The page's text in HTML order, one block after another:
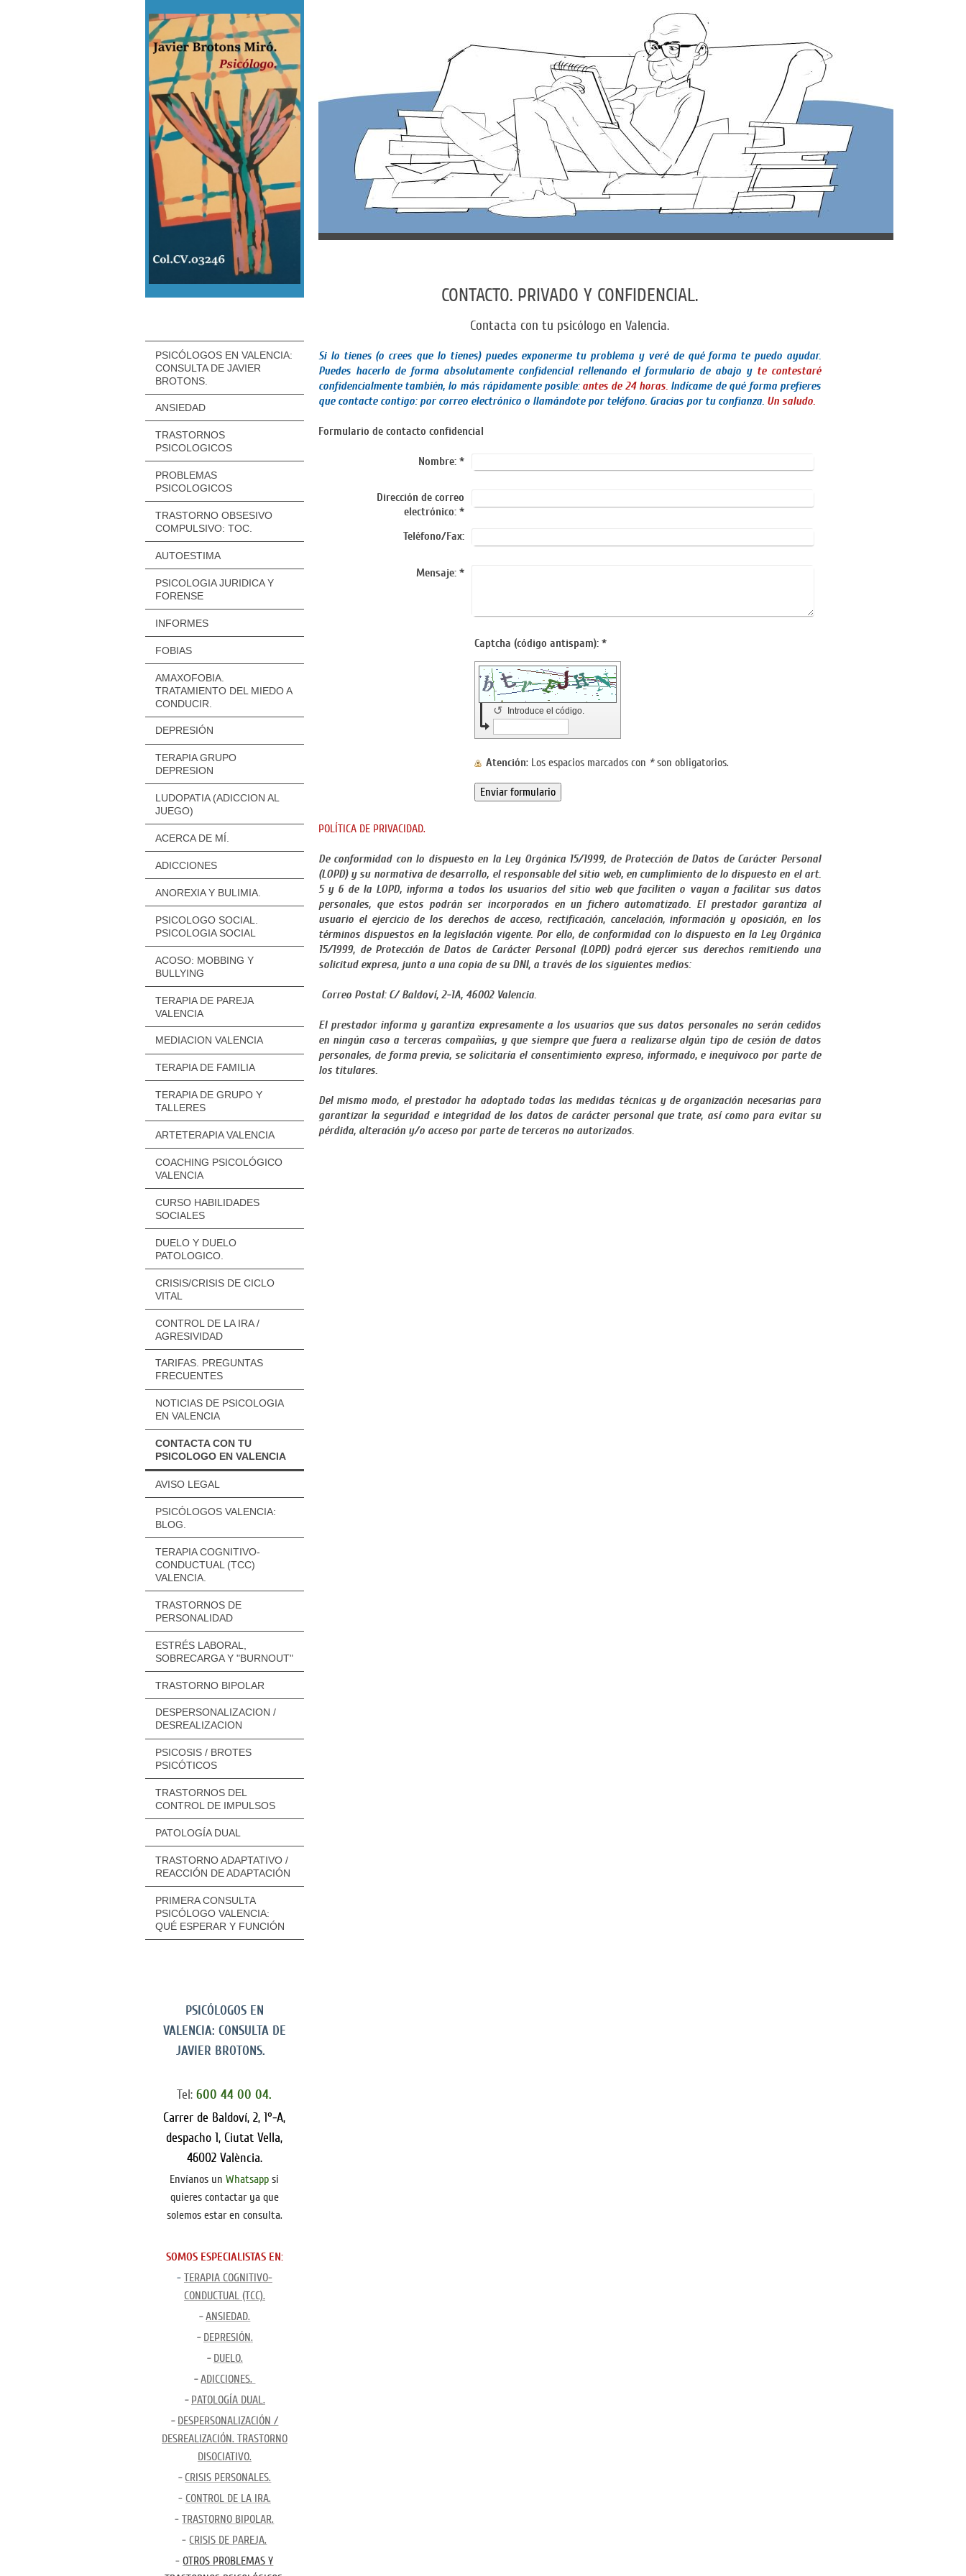
PSICÓLOGOS EN VALENCIA:
CONSULTA DE JAVIER
BROTONS.
ANSIEDAD
TRASTORNOS
PSICOLOGICOS
PROBLEMAS
PSICOLOGICOS
TRASTORNO OBSESIVO
COMPULSIVO: TOC.
AUTOESTIMA
PSICOLOGIA JURIDICA Y
FORENSE
INFORMES
FOBIAS
AMAXOFOBIA.
TRATAMIENTO DEL MIEDO A
CONDUCIR.
DEPRESIÓN
TERAPIA GRUPO
DEPRESION
LUDOPATIA (ADICCION AL
JUEGO)
ACERCA DE MÍ.
ADICCIONES
ANOREXIA Y BULIMIA.
PSICOLOGO SOCIAL.
PSICOLOGIA SOCIAL
ACOSO: MOBBING Y
BULLYING
TERAPIA DE PAREJA
VALENCIA
MEDIACION VALENCIA
TERAPIA DE FAMILIA
TERAPIA DE GRUPO Y
TALLERES
ARTETERAPIA VALENCIA
COACHING PSICOLÓGICO
VALENCIA
CURSO HABILIDADES
SOCIALES
DUELO Y DUELO
PATOLOGICO.
CRISIS/CRISIS DE CICLO
VITAL
CONTROL DE LA IRA /
AGRESIVIDAD
TARIFAS. PREGUNTAS
FRECUENTES
NOTICIAS DE PSICOLOGIA
EN VALENCIA
CONTACTA CON TU
PSICOLOGO EN VALENCIA
AVISO LEGAL
PSICÓLOGOS VALENCIA:
BLOG.
TERAPIA COGNITIVO-
CONDUCTUAL (TCC)
VALENCIA.
TRASTORNOS DE
PERSONALIDAD
ESTRÉS LABORAL,
SOBRECARGA Y "BURNOUT"
TRASTORNO BIPOLAR
DESPERSONALIZACION /
DESREALIZACION
PSICOSIS / BROTES
PSICÓTICOS
TRASTORNOS DEL
CONTROL DE IMPULSOS
PATOLOGÍA DUAL
TRASTORNO ADAPTATIVO /
REACCIÓN DE ADAPTACIÓN
PRIMERA CONSULTA
PSICÓLOGO VALENCIA:
QUÉ ESPERAR Y FUNCIÓN
PSICÓLOGOS EN
VALENCIA: CONSULTA DE
JAVIER BROTONS.
Tel:600 44 00 04.
Carrer de Baldoví, 2, 1°-A,
despacho 1, Ciutat Vella,
46002 València.
Envíanos un Whatsapp si
quieres contactar ya que
solemos estar en consulta.
SOMOS ESPECIALISTAS EN:
- TERAPIA COGNITIVO-
CONDUCTUAL (TCC).
- ANSIEDAD.
- DEPRESIÓN.
- DUELO.
- ADICCIONES.
- PATOLOGÍA DUAL.
- DESPERSONALIZACIÓN /
DESREALIZACIÓN. TRASTORNO
DISOCIATIVO.
- CRISIS PERSONALES.
- CONTROL DE LA IRA.
- TRASTORNO BIPOLAR.
- CRISIS DE PAREJA.
- OTROS PROBLEMAS Y
CONTACTO. PRIVADO Y CONFIDENCIAL.
Contacta con tu psicólogo en Valencia.
Si lo tienes (o crees que lo tienes) puedes exponerme tu problema y veré de qué forma te puedo ayudar.
Puedes hacerlo de forma absolutamente confidencial rellenando el formulario de abajo y te contestaré
confidencialmente también, lo más rápidamente posible: antes de 24 horas.Indícame de qué forma prefieres
que contacte contigo: por correo electrónico o llamándote por teléfono. Gracias por tu confianza. Un saludo.
Formulario de contacto confidencial
Nombre:*
Dirección de correo
electrónico:*
Teléfono/Fax:
Mensaje:*
Captcha (código antispam): *
Introduce el código.
↺
Atención : Los espacios marcados con *son obligatorios.
POLÍTICA DE PRIVACIDAD.
De conformidad con lo dispuesto en la Ley Orgánica 15/1999, de Protección de Datos de Carácter Personal
(LOPD) y su normativa de desarrollo, el responsable del sitio web, en cumplimiento de lo dispuesto en el art.
5 y 6 de la LOPD, informa a todos los usuarios del sitio web que faciliten o vayan a facilitar sus datos
personales, que estos podrán ser incorporados en un fichero automatizado. El prestador garantiza al
usuario el ejercicio de los derechos de acceso, rectificación, cancelación, información y oposición, en los
términos dispuestos en la legislación vigente. Por ello, de conformidad con lo dispuesto en la Ley Orgánica
15/1999, de Protección de Datos de Carácter Personal (LOPD) podrá ejercer sus derechos remitiendo una
solicitud expresa, junto a una copia de su DNI, a través de los siguientes medios:
Correo Postal: C/ Baldoví, 2-1A, 46002 Valencia.
El prestador informa y garantiza expresamente a los usuarios que sus datos personales no serán cedidos
en ningún caso a terceras compañías, y que siempre que fuera a realizarse algún tipo de cesión de datos
personales, de forma previa, se solicitaría el consentimiento expreso, informado, e inequívoco por parte de
los titulares.
Del mismo modo, el prestador ha adoptado todas las medidas técnicas y de organización necesarias para
garantizar la seguridad e integridad de los datos de carácter personal que trate, así como para evitar su
pérdida, alteración y/o acceso por parte de terceros no autorizados.